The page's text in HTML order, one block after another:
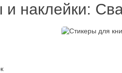
и наклейки: